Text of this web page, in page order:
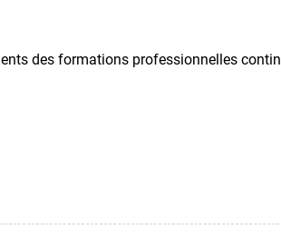
des formations professionnelles